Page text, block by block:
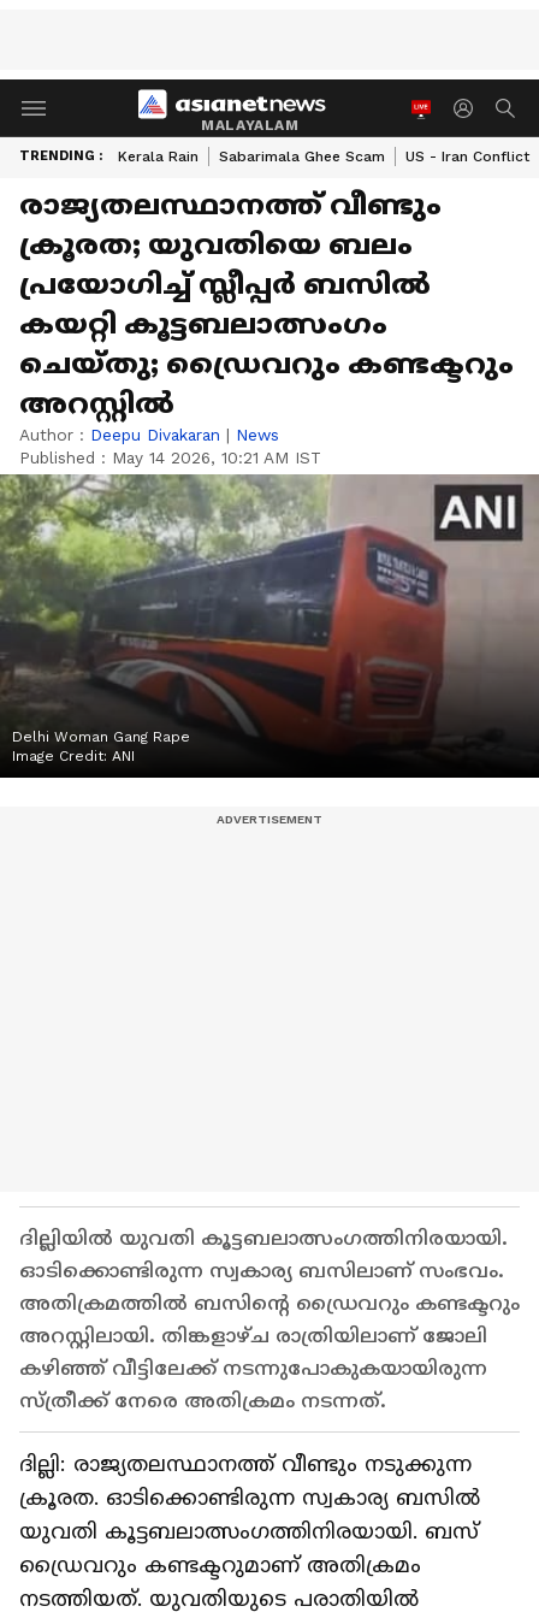
MALAYALAM
TRENDING : Kerala Rain Sabarimala Ghee Scam US - Iran Conflict
രാജ്യതലസ്ഥാനത്ത് വീണ്ടും
ക്രൂരത; യുവതിയെ ബലം
പ്രയോഗിച്ച് സ്ലീപ്പർ ബസിൽ
കയറ്റി കൂട്ടബലാത്സംഗം
ചെയ്തു; ഡ്രൈവറും കണ്ടക്ടറും
അറസ്റ്റിൽ
Author : Deepu Divakaran | News
Published : May 14 2026, 10:21 AM IST
Delhi Woman Gang Rape
Image Credit: ANI
ദില്ലിയിൽ യുവതി കൂട്ടബലാത്സംഗത്തിനിരയായി.
ഓടിക്കൊണ്ടിരുന്ന സ്വകാര്യ ബസിലാണ് സംഭവം.
അതിക്രമത്തിൽ ബസിൻ്റെ ഡ്രൈവറും കണ്ടക്ടറും
അറസ്റ്റിലായി. തിങ്കളാഴ്ച രാത്രിയിലാണ് ജോലി
കഴിഞ്ഞ് വീട്ടിലേക്ക് നടന്നുപോകുകയായിരുന്ന
സ്ത്രീക്ക് നേരെ അതിക്രമം നടന്നത്.
ദില്ലി: രാജ്യതലസ്ഥാനത്ത് വീണ്ടും നടുക്കുന്ന
ക്രൂരത. ഓടിക്കൊണ്ടിരുന്ന സ്വകാര്യ ബസിൽ
യുവതി കൂട്ടബലാത്സംഗത്തിനിരയായി. ബസ്
ഡ്രൈവറും കണ്ടക്ടറുമാണ് അതിക്രമം
നടത്തിയത്. യുവതിയുടെ പരാതിയിൽ